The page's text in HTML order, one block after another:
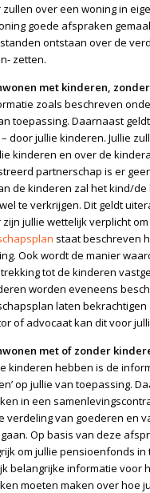
zullen over een woning in
goede afspraken
ontstaan over de
zetten.
met kinderen,
zoals beschreven
toepassing. Daarnaast
door jullie kinderen. Jullie
kinderen en over de
partnerschap is er
de kinderen zal het kind/
te verkrijgen. Dit geldt
zijn jullie wettelijk verplicht
staat beschreven
Ook wordt de manier
tot de kinderen
worden eveneens
laten bekrachtigen
of advocaat kan dit voor
met of zonder
kinderen hebben is de
op jullie van toepassing.
in een
verdeling van goederen en
Op basis van deze
om jullie pensioenfonds in
belangrijke informatie voor
moeten maken over hoe